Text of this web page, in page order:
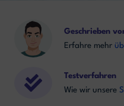
Geschrieben
Erfahre mehr
Testverfahren
Wie wir unsere